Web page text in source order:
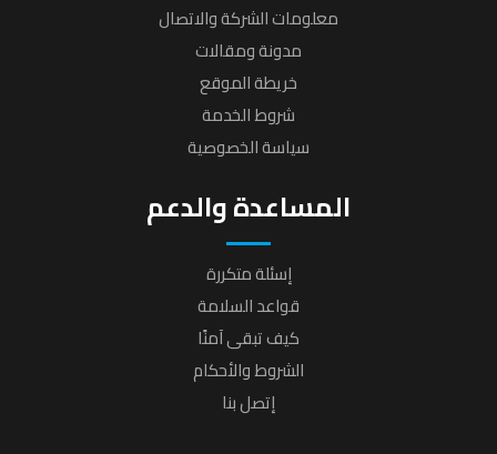
معلومات الشركة والاتصال
مدونة ومقالات
خريطة الموقع
شروط الخدمة
سياسة الخصوصية
المساعدة والدعم
إسئلة متكررة
قواعد السلامة
كيف تبقى آمنًا
الشروط والأحكام
إتصل بنا